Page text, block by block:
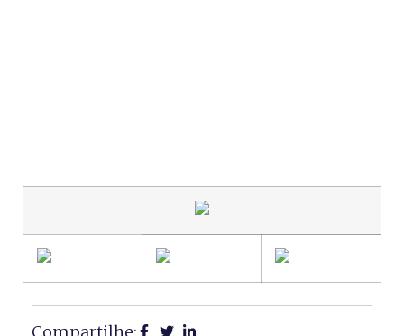
Compartilhe: